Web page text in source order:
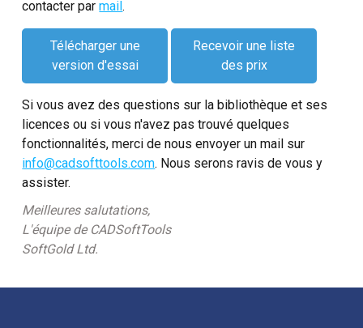
contacter parmail.
Télécharger une
version d'essai
Recevoir une liste
des prix
Si vous avez des questions sur la bibliothèque et ses
licences ou si vous n'avez pas trouvé quelques
fonctionnalités, merci de nous envoyer un mail sur
info@cadsofttools.com. Nous serons ravis de vous y
assister.
Meilleures salutations,
L'équipe de CADSoftTools
SoftGold Ltd.